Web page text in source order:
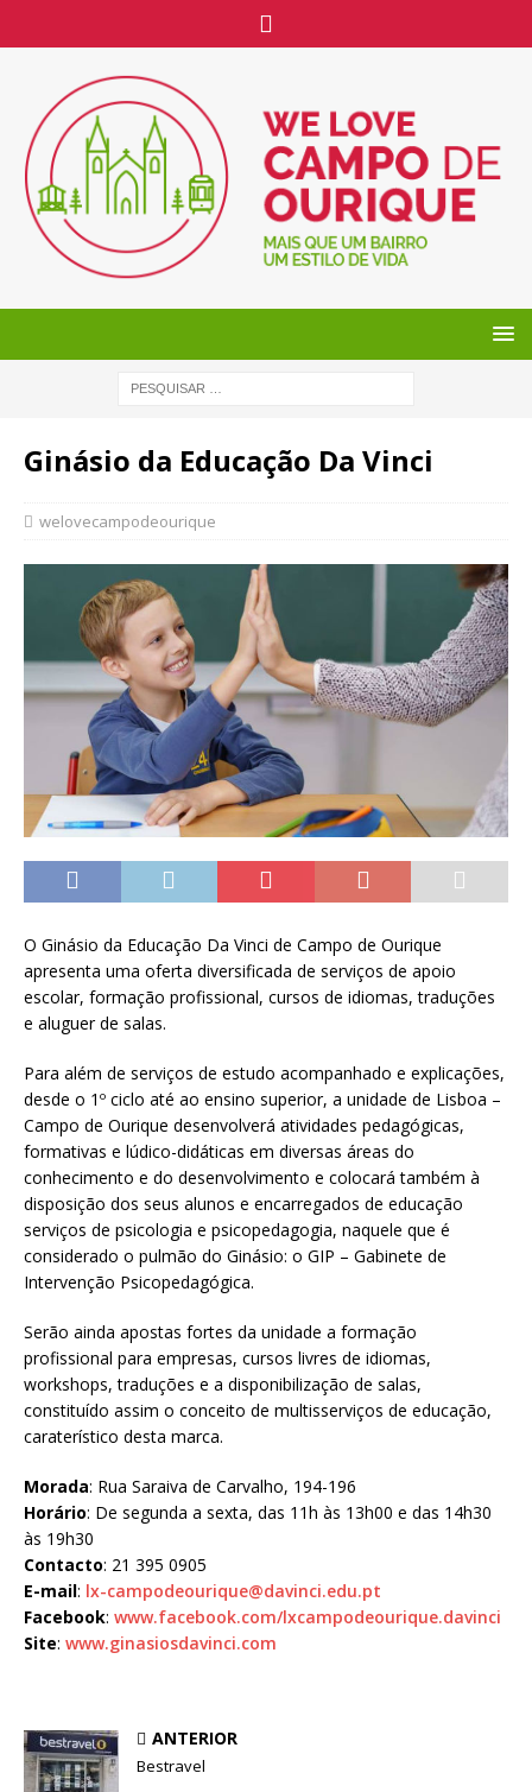
Ginásio da Educação Da Vinci
welovecampodeourique
O Ginásio da Educação Da Vinci de Campo de Ourique
apresenta uma oferta diversificada de serviços de apoio
escolar, formação profissional, cursos de idiomas, traduções
e aluguer de salas.
Para além de serviços de estudo acompanhado e explicações,
desde o 1º ciclo até ao ensino superior, a unidade de Lisboa –
Campo de Ourique desenvolverá atividades pedagógicas,
formativas e lúdico-didáticas em diversas áreas do
conhecimento e do desenvolvimento e colocará também à
disposição dos seus alunos e encarregados de educação
serviços de psicologia e psicopedagogia, naquele que é
considerado o pulmão do Ginásio: o GIP – Gabinete de
Intervenção Psicopedagógica.
Serão ainda apostas fortes da unidade a formação
profissional para empresas, cursos livres de idiomas,
workshops, traduções e a disponibilização de salas,
constituído assim o conceito de multisserviços de educação,
caraterístico desta marca.
Morada: Rua Saraiva de Carvalho, 194-196
Horário: De segunda a sexta, das 11h às 13h00 e das 14h30
às 19h30
Contacto: 21 395 0905
E-mail: lx-campodeourique@davinci.edu.pt
Facebook: www.facebook.com/lxcampodeourique.davinci
Site: www.ginasiosdavinci.com
ANTERIOR
Bestravel